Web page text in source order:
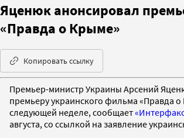
Яценюк анонсировал
«Правда о Крыме»
Копировать ссылку
Премьер-министр Украины Арсений
премьеру украинского фильма «Правда
следующей неделе, сообщает
августа, со ссылкой на заявление